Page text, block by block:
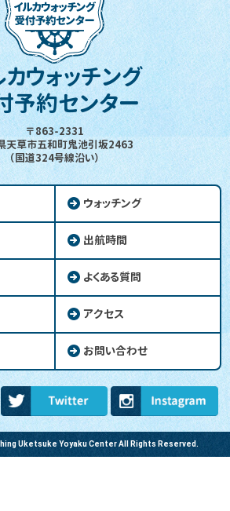
ウォッチング
予約センター
〒863-2331
天草市五和町鬼池引坂2463
（国道324号線沿い）
ウォッチング
出航時間
よくある質問
アクセス
お問い合わせ
Uketsuke Yoyaku Center All Rights Reserved.